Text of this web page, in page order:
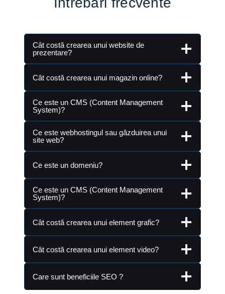
Cât costă crearea unui website de
prezentare?
Cât costă crearea unui magazin online?
Ce este un CMS (Content Management
System)?
Ce este webhostingul sau găzduirea unui
site web?
Ce este un domeniu?
Ce este un CMS (Content Management
System)?
Cât costă crearea unui element grafic?
Cât costă crearea unui element video?
Care sunt beneficiile SEO ?